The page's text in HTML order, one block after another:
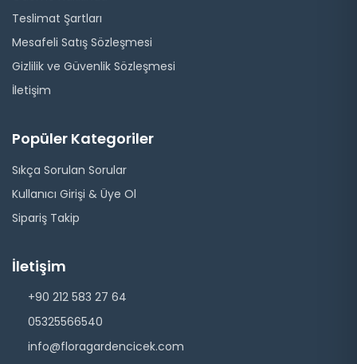
Teslimat Şartları
Mesafeli Satış Sözleşmesi
Gizlilik ve Güvenlik Sözleşmesi
İletişim
Popüler Kategoriler
Sıkça Sorulan Sorular
Kullanıcı Girişi & Üye Ol
Sipariş Takip
İletişim
+90 212 583 27 64
05325566540
info@floragardencicek.com